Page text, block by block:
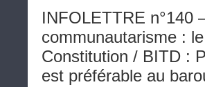
INFOLETTRE n°140
communautarisme :
Constitution / BITD :
est préférable au